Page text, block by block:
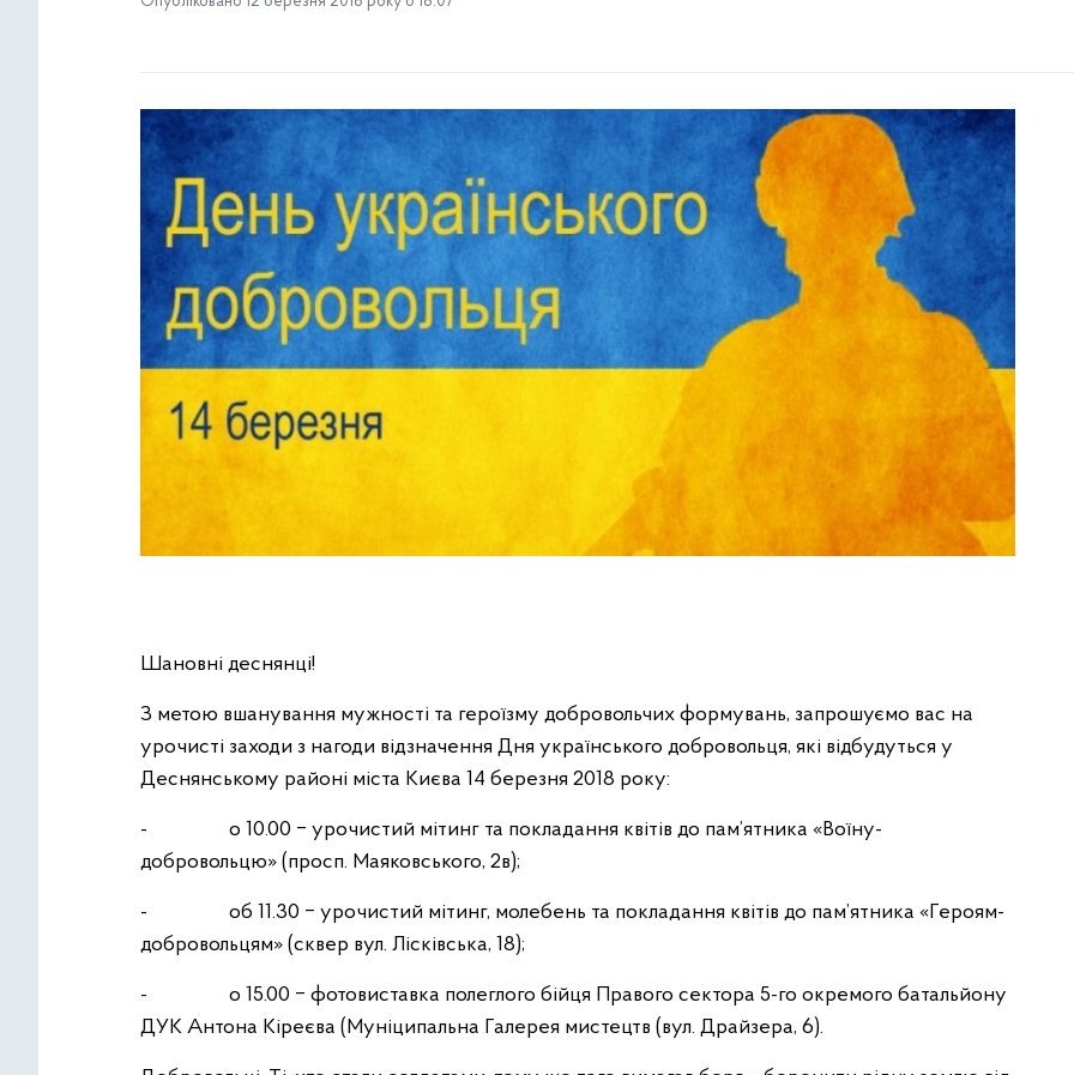
Шановні деснянці!
З метою вшанування мужності та героїзму добровольчих формувань, запрошуємо вас на
урочисті заходи з нагоди відзначення Дня українського добровольця, які відбудуться у
Деснянському районі міста Києва 14 березня 2018 року:
- о 10.00 ‒ урочистий мітинг та покладання квітів до пам’ятника «Воїну-
добровольцю» (просп. Маяковського, 2в);
- об 11.30 ‒ урочистий мітинг, молебень та покладання квітів до пам’ятника «Героям-
добровольцям» (сквер вул. Лісківська, 18);
- о 15.00 ‒ фотовиставка полеглого бійця Правого сектора 5-го окремого батальйону
ДУК Антона Кіреєва (Муніципальна Галерея мистецтв (вул. Драйзера, 6).